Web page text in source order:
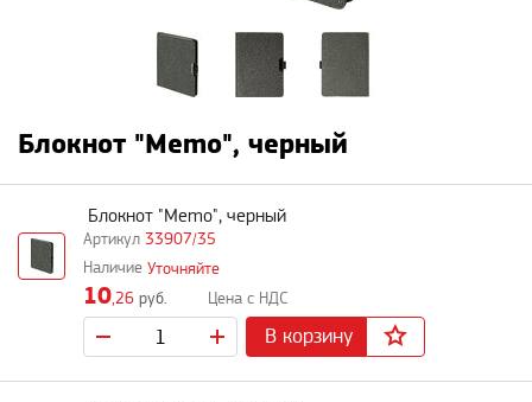
Блокнот "Memo", черный
33907/35
Блокнот "Memo", черный
Уточняйте
10,26 руб.
В корзину